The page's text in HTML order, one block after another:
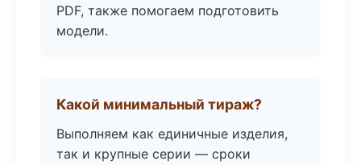
PDF, также помогаем подготовить
модели.
Какой минимальный тираж?
Выполняем как единичные изделия,
так и крупные серии — сроки